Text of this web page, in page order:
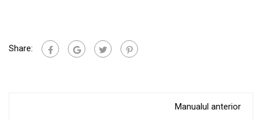
Share:
Manualul anterior